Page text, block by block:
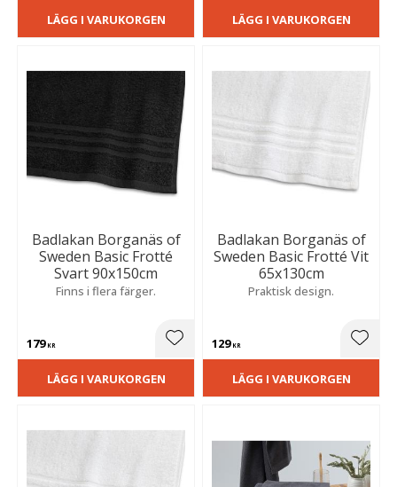
LÄGG I VARUKORGEN LÄGG I VARUKORGEN
Badlakan Borganäs of
Sweden Basic Frotté
Svart 90x150cm
Finns i flera färger.
179KR Lägg till i favoriter
LÄGG I VARUKORGEN
Badlakan Borganäs of
Sweden Basic Frotté Vit
65x130cm
Praktisk design.
129KR
LÄGG I VARUKORGEN